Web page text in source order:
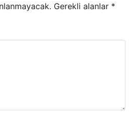
Gerekli alanlar *